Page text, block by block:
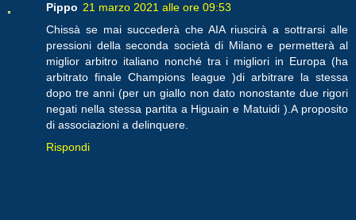
Pippo 21 marzo 2021 alle ore 09:53
Chissà se mai succederà che AIA riuscirà a sottrarsi alle
pressioni della seconda società di Milano e permetterà al
miglior arbitro italiano nonché tra i migliori in Europa (ha
arbitrato finale Champions league )di arbitrare la stessa
dopo tre anni (per un giallo non dato nonostante due rigori
negati nella stessa partita a Higuain e Matuidi ).A proposito
di associazioni a delinquere.
Rispondi